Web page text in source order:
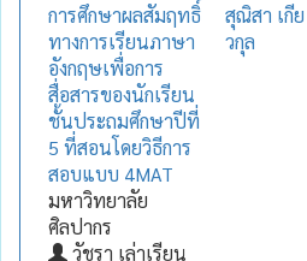
การศึกษาผลสัมฤทธิ์
ทางการเรียนภาษา
อังกฤษเพื่อการ
สื่อสารของนักเรียน
ชั้นประถมศึกษาปีที่
5 ที่สอนโดยวิธีการ
สอบแบบ 4MAT
มหาวิทยาลัย
ศิลปากร
วัชรา เล่าเรียน
สุณิสา เกีย
วกุล